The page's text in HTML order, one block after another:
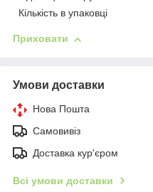
Кількість в упаковці
Приховати
Умови доставки
Нова Пошта
Самовивіз
Доставка кур'єром
Всі умови доставки